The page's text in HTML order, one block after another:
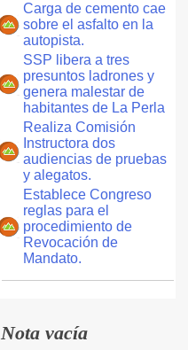
Carga de cemento cae
sobre el asfalto en la
autopista.
SSP libera a tres
presuntos ladrones y
genera malestar de
habitantes de La Perla
Realiza Comisión
Instructora dos
audiencias de pruebas
y alegatos.
Establece Congreso
reglas para el
procedimiento de
Revocación de
Mandato.
Nota vacía